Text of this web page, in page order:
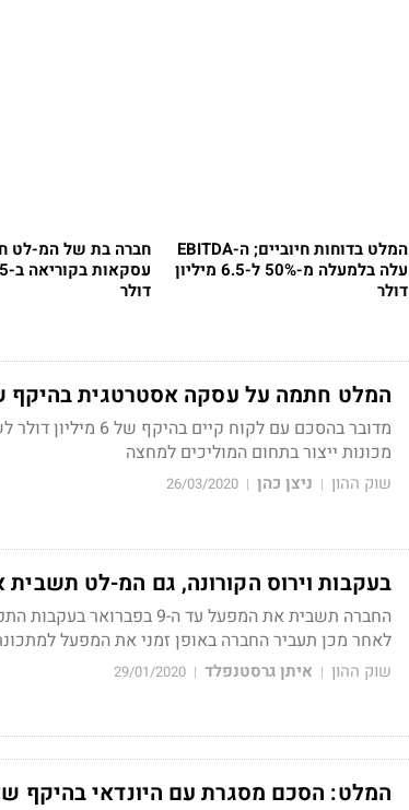
המלט בדוחות חיוביים; ה-EBITDA
עלה בלמעלה מ-50% ל-6.5 מיליון
דולר
חברה בת של המ-לט
דולר
המלט חתמה על עסקה אסטרטגית בהיקף של 18 מיליון
מכונות ייצור בתחום המוליכים למחצה
שוק ההון | ניצן כהן |
26/03/2020
בעקבות וירוס הקורונה, גם המ-לט
החברה תשבית את המפעל עד ה-9
לאחר מכן תעביר החברה באופן זמני את המפעל למתכונת של 7 ימי
שוק ההון | איתן גרסטנפלד |
29/01/2020
המלט: הסכם מסגרת עם היונדאי בהיקף של 10-12.5 מיליון